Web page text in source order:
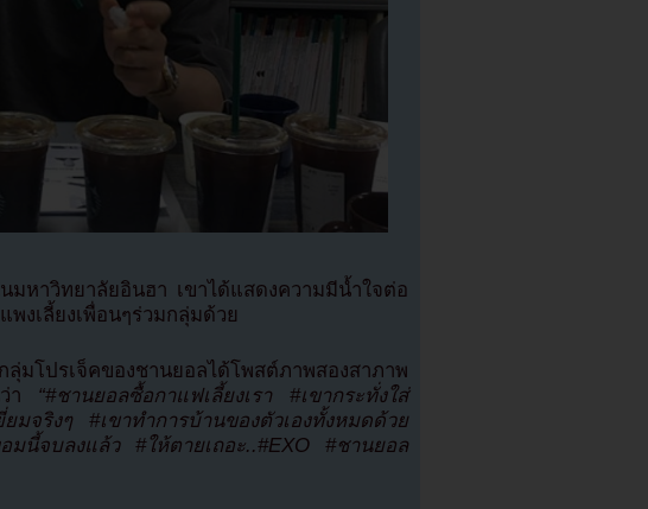
มหาวิทยาลัยอินฮา เขาได้แสดงความมีน้ำใจต่อ
งเลี้ยงเพื่อนๆร่วมกลุ่มด้วย
มโปรเจ็คของชานยอลได้โพสต์ภาพสองสาภาพ
า “#ชานยอลซื้อกาแฟเลี้ยงเรา #เขากระทั่งใส่
มจริงๆ #เขาทำการบ้านของตัวเองทั้งหมดด้วย
มนี้จบลงแล้ว #ให้ตายเถอะ..#EXO #ชานยอล